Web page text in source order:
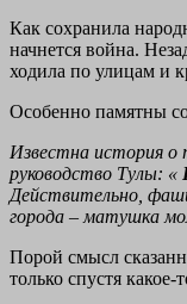
Как сохранила
начнется война.
ходила по улицам и
Особенно памятны
Известна история о
руководство Тулы: «
Действительно,
города – матушка
Порой смысл
только спустя какое-